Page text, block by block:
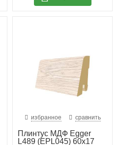
избранное сравнить
Плинтус МДФ Egger
L489 (EPL045) 60х17